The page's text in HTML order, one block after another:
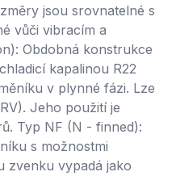
jsou srovnatelné s
vůči vibracím a
Obdobná konstrukce
kapalinou R22
v plynné fázi. Lze
Jeho použití je
Typ NF (N - finned):
s možnostmi
zvenku vypadá jako